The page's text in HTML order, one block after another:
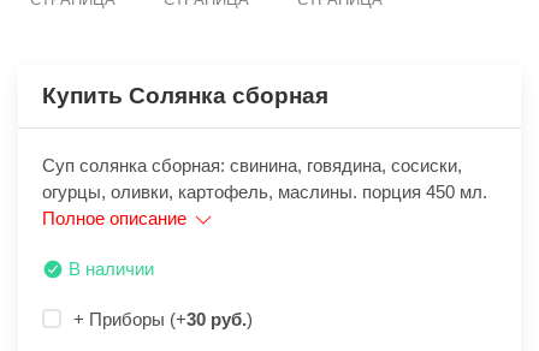
Купить Солянка сборная
Суп cолянка сборная: свинина, говядина, сосиски,
огурцы, оливки, картофель, маслины. порция 450 мл.
Полное описание
В наличии
+ Приборы (+30 руб.)